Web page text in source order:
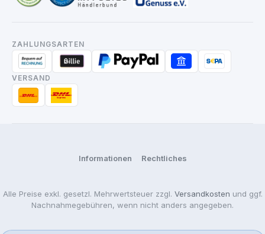
ZAHLUNGSARTEN
VERSAND
Informationen Rechtliches
Alle Preise exkl. gesetzl. Mehrwertsteuer zzgl. Versandkosten und ggf.
Nachnahmegebühren, wenn nicht anders angegeben.